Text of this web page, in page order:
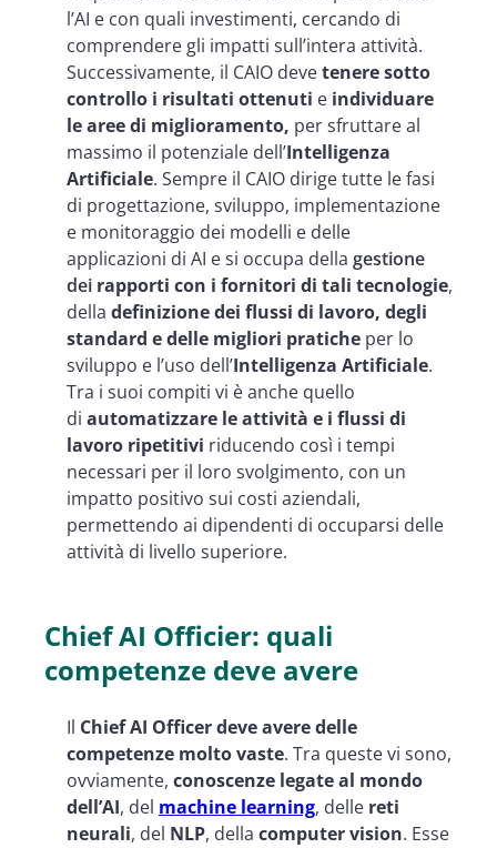
l’AI e con quali investimenti, cercando di
comprendere gli impatti sull’intera attività.
Successivamente, il CAIO devetenere sotto
controllo i risultati ottenuti e individuare
le aree di miglioramento, per sfruttare al
massimo il potenziale dell’Intelligenza
Artificiale. Sempre il CAIO dirige tutte le fasi
di progettazione, sviluppo, implementazione
e monitoraggio dei modelli e delle
applicazioni di AI e si occupa della gestione
dei rapporti con i fornitori di tali tecnologie,
della definizione dei flussi di lavoro, degli
standard e delle migliori pratiche per lo
sviluppo e l’uso dell’Intelligenza Artificiale.
Tra i suoi compiti vi è anche quello
di automatizzare le attività e i flussi di
lavoro ripetitivi riducendo così i tempi
necessari per il loro svolgimento, con un
impatto positivo sui costi aziendali,
permettendo ai dipendenti di occuparsi delle
attività di livello superiore.
Chief AI Officier: quali
competenze deve avere
Il Chief AI Officer deve avere delle
competenze molto vaste. Tra queste vi sono,
ovviamente, conoscenze legate al mondo
dell’AI, del machine learning, delle reti
neurali, del NLP, della computer vision. Esse